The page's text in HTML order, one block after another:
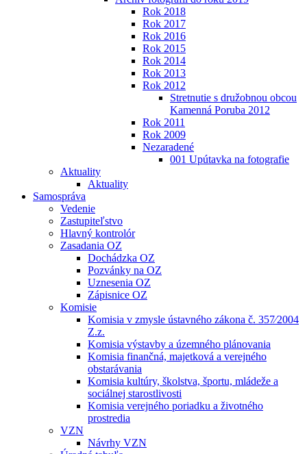
Rok 2018
Rok 2017
Rok 2016
Rok 2015
Rok 2014
Rok 2013
Rok 2012
Stretnutie s družobnou obcou
Kamenná Poruba 2012
Rok 2011
Rok 2009
Nezaradené
001 Upútavka na fotografie
Aktuality
Aktuality
Samospráva
Vedenie
Zastupiteľstvo
Hlavný kontrolór
Zasadania OZ
Dochádzka OZ
Pozvánky na OZ
Uznesenia OZ
Zápisnice OZ
Komisie
Komisia v zmysle ústavného zákona č. 357⁄2004
Z.z.
Komisia výstavby a územného plánovania
Komisia finančná, majetková a verejného
obstarávania
Komisia kultúry, školstva, športu, mládeže a
sociálnej starostlivosti
Komisia verejného poriadku a životného
prostredia
VZN
Návrhy VZN